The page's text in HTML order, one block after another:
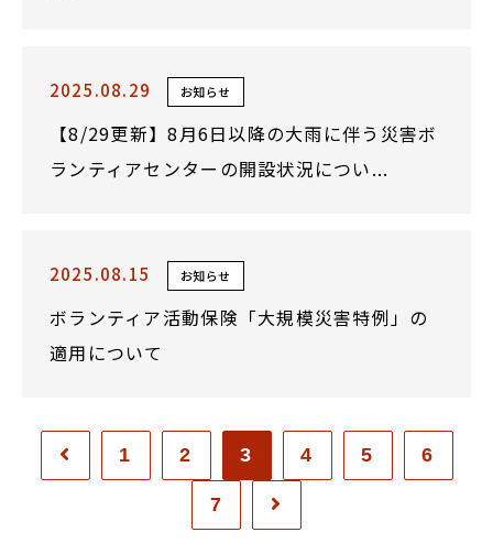
2025.08.29 お知らせ
【8/29更新】8月6日以降の大雨に伴う災害ボ
ランティアセンターの開設状況につい...
2025.08.15 お知らせ
ボランティア活動保険「大規模災害特例」の
適用について
1 2 3 4 5 6
7